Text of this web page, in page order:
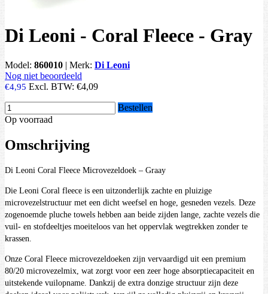
Di Leoni - Coral Fleece - Gray
Model: 860010 | Merk: Di Leoni
Nog niet beoordeeld
€4,95 Excl. BTW: €4,09
Bestellen
Op voorraad
Omschrijving
Di Leoni Coral Fleece Microvezeldoek – Graay
Die Leoni Coral fleece is een uitzonderlijk zachte en pluizige
microvezelstructuur met een dicht weefsel en hoge, gesneden vezels. Deze
zogenoemde pluche towels hebben aan beide zijden lange, zachte vezels die
vuil- en stofdeeltjes moeiteloos van het oppervlak wegtrekken zonder te
krassen.
Onze Coral Fleece microvezeldoeken zijn vervaardigd uit een premium
80/20 microvezelmix, wat zorgt voor een zeer hoge absorptiecapaciteit en
uitstekende vuilopname. Dankzij de extra donzige structuur zijn deze